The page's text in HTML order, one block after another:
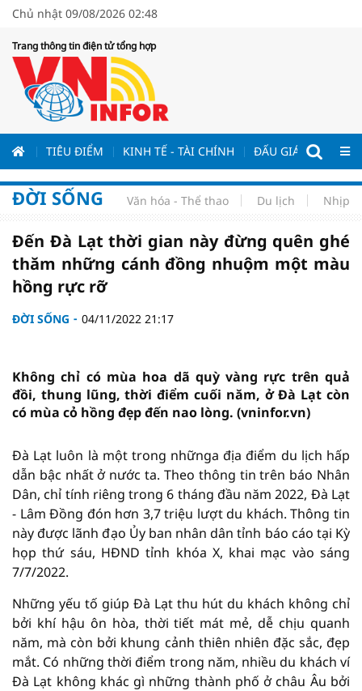
Chủ nhật 09/08/2026 02:48
Trang thông tin điện tử tổng hợp
TIÊU ĐIỂM KINH TẾ - TÀI CHÍNH ĐẤU GIÁ - ĐẤU
ĐỜI SỐNG Văn hóa - Thể thao Du lịch Nhịp
Đến Đà Lạt thời gian này đừng quên ghé
thăm những cánh đồng nhuộm một màu
hồng rực rỡ
ĐỜI SỐNG 04/11/2022 21:17
Không chỉ có mùa hoa dã quỳ vàng rực trên quả
đồi, thung lũng, thời điểm cuối năm, ở Đà Lạt còn
có mùa cỏ hồng đẹp đến nao lòng. (vninfor.vn)
Đà Lạt luôn là một trong nhữnga địa điểm du lịch hấp
dẫn bậc nhất ở nước ta. Theo thông tin trên báo Nhân
Dân, chỉ tính riêng trong 6 tháng đầu năm 2022, Đà Lạt
- Lâm Đồng đón hơn 3,7 triệu lượt du khách. Thông tin
này được lãnh đạo Ủy ban nhân dân tỉnh báo cáo tại Kỳ
họp thứ sáu, HĐND tỉnh khóa X, khai mạc vào sáng
7/7/2022.
Những yếu tố giúp Đà Lạt thu hút du khách không chỉ
bởi khí hậu ôn hòa, thời tiết mát mẻ, dễ chịu quanh
năm, mà còn bởi khung cảnh thiên nhiên đặc sắc, đẹp
mắt. Có những thời điểm trong năm, nhiều du khách ví
Đà Lạt không khác gì những thành phố ở châu Âu bởi